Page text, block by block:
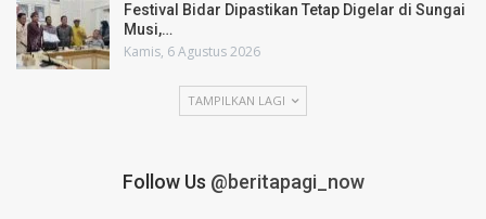
Festival Bidar Dipastikan Tetap Digelar di Sungai
Musi,…
Kamis, 6 Agustus 2026
TAMPILKAN LAGI
Follow Us @beritapagi_now